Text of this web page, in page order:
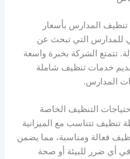
المدارس بأسعار
للمدارس التي تبحث عن
تتمتع الشركة بخبرة واسعة
خدمات تنظيف شاملة
المدارس.
التنظيف الخاصة
تنظيف تتناسب مع الميزانية
فعالة ومناسبة، مما يضمن
أي ضرر للبيئة أو صحة